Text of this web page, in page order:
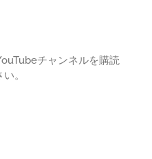
チャンネルを購読
。